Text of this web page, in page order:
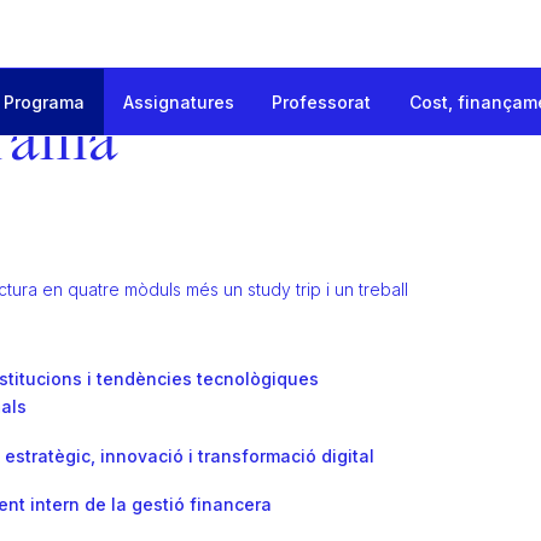
Management
Programa Assignatures Professorat Cost,
en quatre mòduls més un study trip i un treball
i tendències tecnològiques
estratègic, innovació i transformació digital
intern de la gestió financera